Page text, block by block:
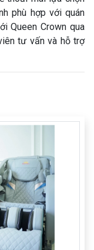
phù hợp với quán
Queen Crown qua
tư vấn và hỗ trợ